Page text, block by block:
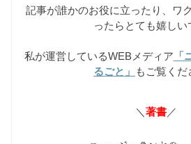
記事が誰かのお役に立ったり、ワ
ったらとても嬉しい
私が運営しているWEBメディア 「
るごと」
もご覧くだ
＼ 著書／